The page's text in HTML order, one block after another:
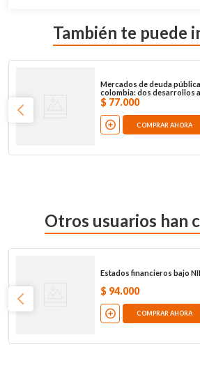
También te puede
Mercados de deuda
colombia: dos desarrollos
$ 77.000
COMPRAR AHORA
Otros usuarios han
Estados financieros bajo
$ 94.000
COMPRAR AHORA